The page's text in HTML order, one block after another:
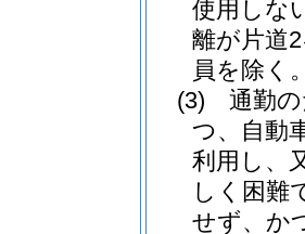
使用しな
離が片道
員を除く
(3)
通勤
つ、自動
利用し、
しく困難
せず、か